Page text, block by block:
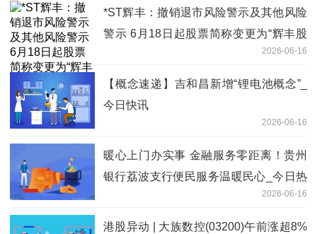
*ST辉丰：撤销退市风险警示及其他风险
警示 6月18日起股票简称变更为“辉丰股
2026-06-16
【概念速递】吉和昌新增“锂电池概念”_
今日快讯
2026-06-16
暖心上门办实事 金融服务零距离！贵州
银行荔波支行便民服务温暖民心_今日热
2026-06-16
港股异动 | 大族数控(03200)午前涨超8%